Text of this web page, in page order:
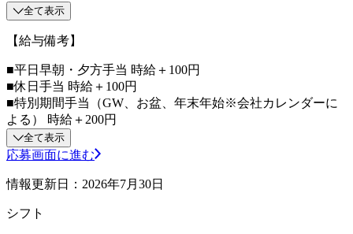
全て表示
【給与備考】
■平日早朝・夕方手当 時給＋100円
■休日手当 時給＋100円
■特別期間手当（GW、お盆、年末年始※会社カレンダーに
よる） 時給＋200円
全て表示
応募画面に進む
情報更新日：2026年7月30日
シフト